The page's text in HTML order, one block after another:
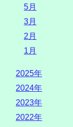
5月
3月
2月
1月
2025年
2024年
2023年
2022年